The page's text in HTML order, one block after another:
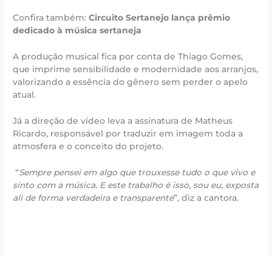
Confira também:Circuito Sertanejo lança prêmio
dedicado à música sertaneja
A produção musical fica por conta de Thiago Gomes,
que imprime sensibilidade e modernidade aos arranjos,
valorizando a essência do gênero sem perder o apelo
atual.
Já a direção de vídeo leva a assinatura de Matheus
Ricardo, responsável por traduzir em imagem toda a
atmosfera e o conceito do projeto.
“Sempre pensei em algo que trouxesse tudo o que vivo e
sinto com a música. E este trabalho é isso, sou eu, exposta
ali de forma verdadeira e transparente”, diz a cantora.